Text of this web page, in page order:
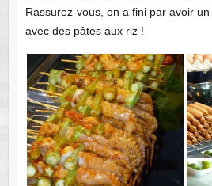
Rassurez-vous, on a fini par avoir
avec des pâtes aux riz !